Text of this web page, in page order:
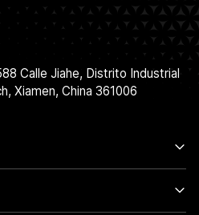
Calle Jiahe, Distrito Industrial
Xiamen, China 361006